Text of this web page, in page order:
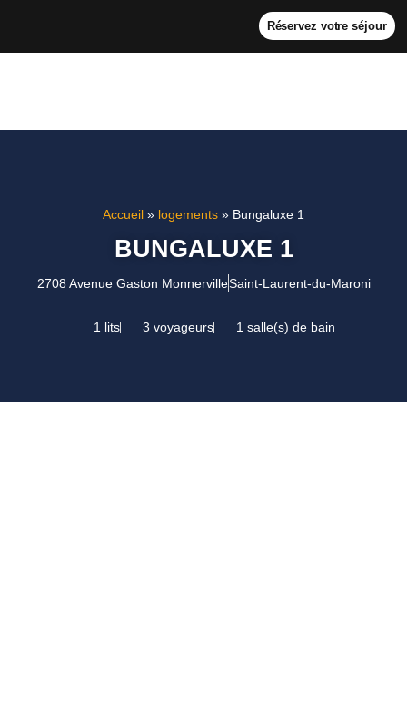
Réservez votre séjour
Accueil » logements » Bungaluxe 1
BUNGALUXE 1
2708 Avenue Gaston MonnervilleSaint-Laurent-du-Maroni
1 lits 3 voyageurs 1 salle(s) de bain